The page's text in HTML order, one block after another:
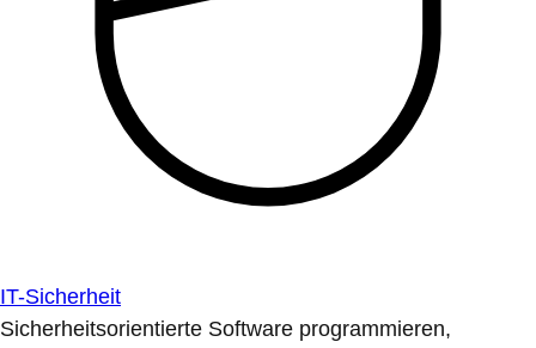
IT-Sicherheit
Sicherheitsorientierte Software programmieren,